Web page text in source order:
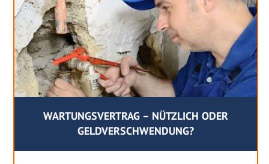
WARTUNGSVERTRAG – NÜTZLICH ODER
GELDVERSCHWENDUNG?